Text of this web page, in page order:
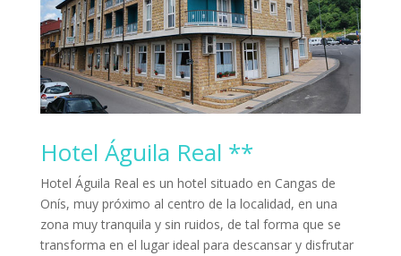
Hotel Águila Real **
Hotel Águila Real es un hotel situado en Cangas de
Onís, muy próximo al centro de la localidad, en una
zona muy tranquila y sin ruidos, de tal forma que se
transforma en el lugar ideal para descansar y disfrutar